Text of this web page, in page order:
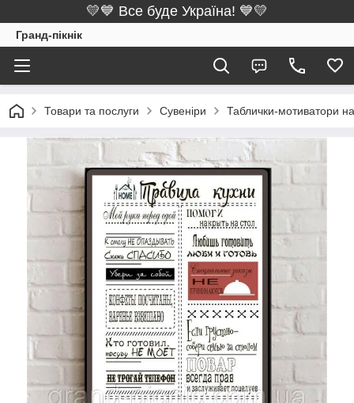
💛💙 Все буде Україна! 💙💛
Гранд-пікнік
Товари та послуги Сувеніри Таблички-мотиватори на